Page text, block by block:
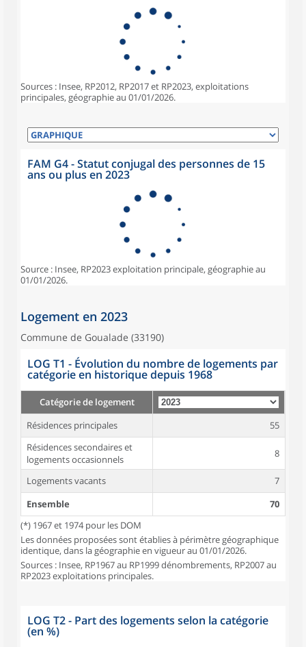
Sources : Insee, RP2012, RP2017 et RP2023, exploitations
principales, géographie au 01/01/2026.
FAM G4 - Statut conjugal des personnes de 15
ans ou plus en 2023
Source : Insee, RP2023 exploitation principale, géographie au
01/01/2026.
Logement en 2023
Commune de Goualade (33190)
LOG T1 - Évolution du nombre de logements par
catégorie en historique depuis 1968
Catégorie de logement
Résidences principales
55
Résidences secondaires et
logements occasionnels
8
Logements vacants
7
Ensemble
70
(*) 1967 et 1974 pour les DOM
Les données proposées sont établies à périmètre géographique
identique, dans la géographie en vigueur au 01/01/2026.
Sources : Insee, RP1967 au RP1999 dénombrements, RP2007 au
RP2023 exploitations principales.
LOG T2 - Part des logements selon la catégorie
(en %)